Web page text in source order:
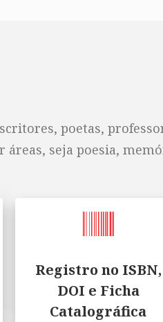
poetas,
áreas, seja poesia,
Registro no ISBN,
DOI e Ficha
Catalográfica